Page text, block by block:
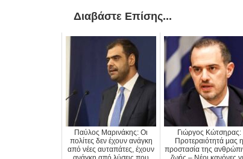
Διαβάστε Επίσης...
Παύλος Μαρινάκης: Οι
πολίτες δεν έχουν ανάγκη
από νέες αυταπάτες, έχουν
Γιώργος Κώτσηρας:
Προτεραιότητά μας η
προστασία της